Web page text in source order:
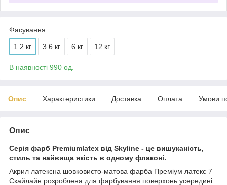
Фасування
1.2 кг 3.6 кг 6 кг 12 кг
В наявності 990 од.
Опис Характеристики Доставка Оплата Умови
Опис
Серія фарб Premiumlatex від Skyline - це вишуканість,
стиль та найвища якість в одному флаконі.
Акрил латексна шовковисто-матова фарба Преміум латекс 7
Скайлайн розроблена для фарбування поверхонь усередині